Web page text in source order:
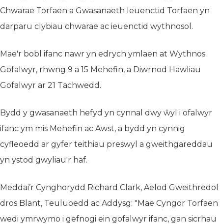
Chwarae Torfaen a Gwasanaeth Ieuenctid Torfaen yn
darparu clybiau chwarae ac ieuenctid wythnosol.
Mae'r bobl ifanc nawr yn edrych ymlaen at Wythnos
Gofalwyr, rhwng 9 a 15 Mehefin, a Diwrnod Hawliau
Gofalwyr ar 21 Tachwedd.
Bydd y gwasanaeth hefyd yn cynnal dwy ŵyl i ofalwyr
ifanc ym mis Mehefin ac Awst, a bydd yn cynnig
cyfleoedd ar gyfer teithiau preswyl a gweithgareddau
yn ystod gwyliau'r haf.
Meddai’r Cynghorydd Richard Clark, Aelod Gweithredol
dros Blant, Teuluoedd ac Addysg: "Mae Cyngor Torfaen
wedi ymrwymo i gefnogi ein gofalwyr ifanc, gan sicrhau